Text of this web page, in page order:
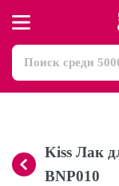
Kiss Лак
BNP010